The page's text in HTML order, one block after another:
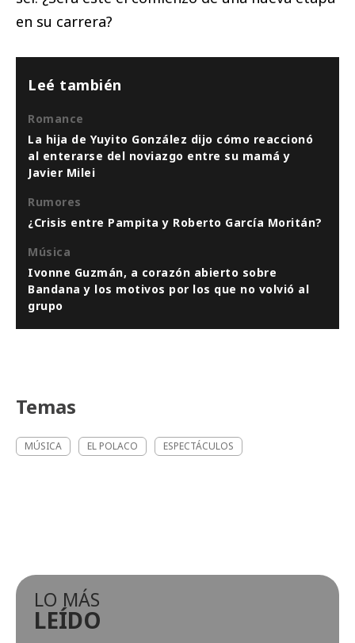
en su carrera?
Leé también
Romance
La hija de Yuyito González dijo cómo reaccionó
al enterarse del noviazgo entre su mamá y
Javier Milei
Rumores
¿Crisis entre Pampita y Roberto García Moritán?
Música
Ivonne Guzmán, a corazón abierto sobre
Bandana y los motivos por los que no volvió al
grupo
Temas
MÚSICA EL POLACO ESPECTÁCULOS
LO MÁS
LEÍDO